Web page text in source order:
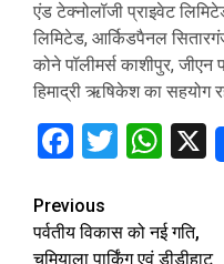
एंड टेक्नोलॉजी प्राइवेट
लिमिटेड, आर्किडपैनल
कोने पॉलीमर्स काशीपुर,
हिमाद्री ऋषिकेश का सहयोग
Facebook
TwitterX
Continue
Reading
Previous
पर्वतीय विकास को नई गति,
चमियाला पार्किंग एवं डीडीहाट